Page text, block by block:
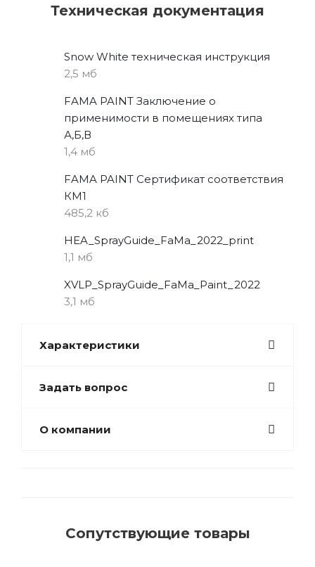
Техническая документация
Snow White техническая инструкция
2,5 мб
FAMA PAINT Заключение о
применимости в помещениях типа
А,Б,В
1,4 мб
FAMA PAINT Сертификат соответствия
КМ1
485,2 кб
HEA_SprayGuide_FaMa_2022_print
1,1 мб
XVLP_SprayGuide_FaMa_Paint_2022
3,1 мб
Характеристики
Задать вопрос
О компании
Сопутствующие товары